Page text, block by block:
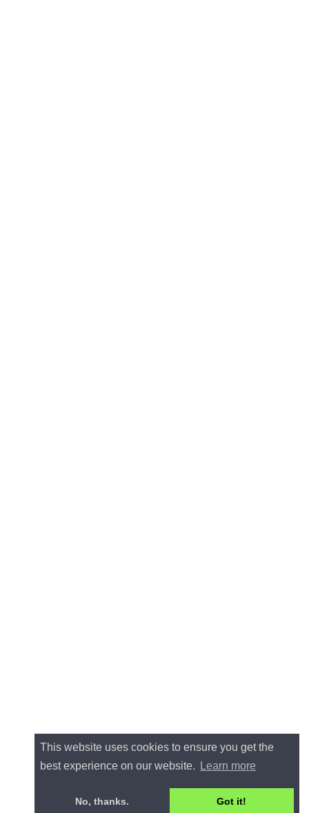
This website uses cookies to ensure you get the
best experience on our website.
Learn more
No, thanks. Got it!